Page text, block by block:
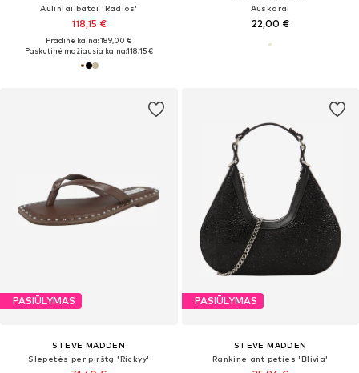
Auliniai batai 'Radios'
118,15 €
Pradinė kaina: 189,00 €
Paskutinė mažiausia kaina:118,15 €
Auskarai
22,00 €
PASIŪLYMAS
STEVE MADDEN
Šlepetės per pirštą 'Rickyy'
PASIŪLYMAS
STEVE MADDEN
Rankinė ant peties 'Blivia'